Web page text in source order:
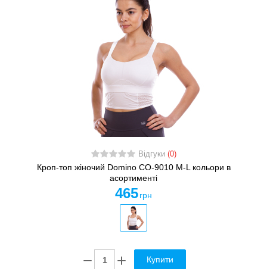
Відгуки (0)
Кроп-топ жіночий Domino CO-9010 M-L кольори в
асортименті
465 грн
Купити